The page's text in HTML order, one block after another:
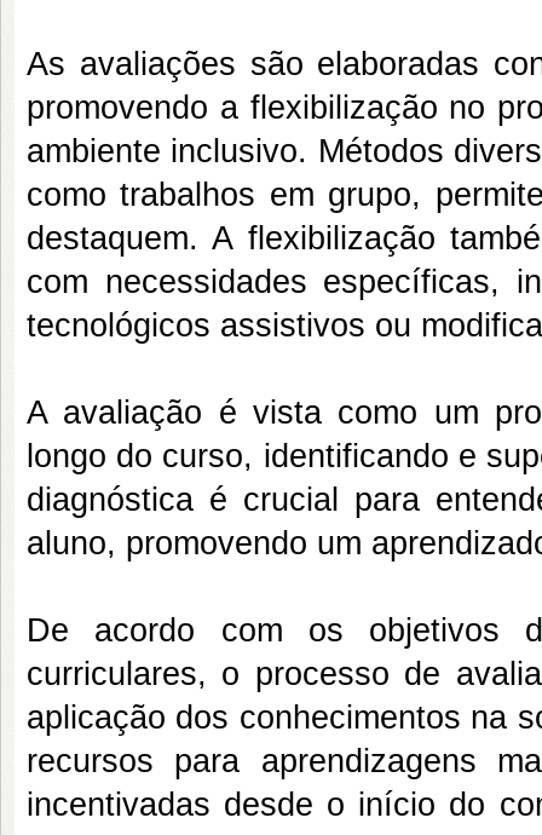
As avaliações são elaboradas
promovendo a flexibilização no
ambiente inclusivo. Métodos
como trabalhos em grupo,
destaquem. A flexibilização
com necessidades específicas,
tecnológicos assistivos ou
A avaliação é vista como um
longo do curso, identificando e
diagnóstica é crucial para
aluno, promovendo um
De acordo com os objetivos
curriculares, o processo de
aplicação dos conhecimentos na
recursos para aprendizagens
incentivadas desde o início do